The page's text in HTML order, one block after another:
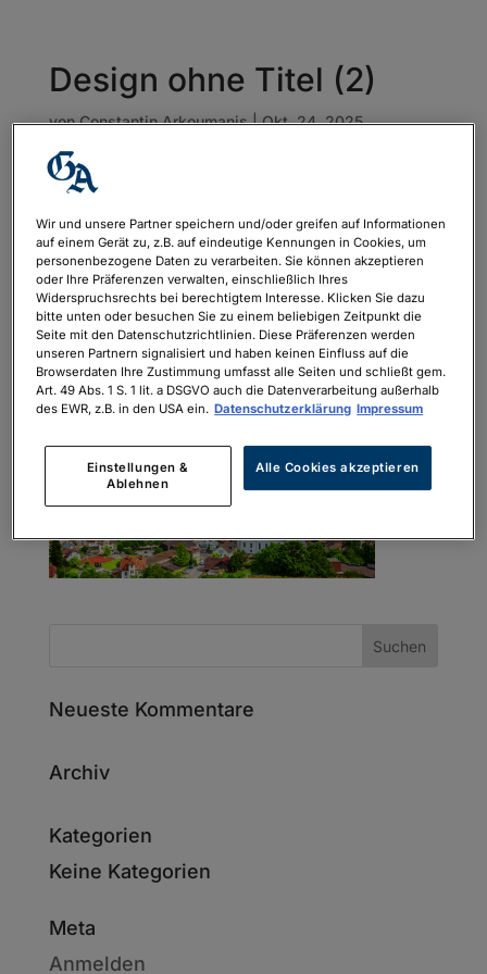
Design ohne Titel (2)
vonConstantin Arkoumanis|Okt. 24, 2025
Neueste Kommentare
Archiv
Kategorien
Keine Kategorien
Meta
Anmelden
Wir und unsere Partner speichern und/oder greifen auf Informationen
auf einem Gerät zu, z.B. auf eindeutige Kennungen in Cookies, um
personenbezogene Daten zu verarbeiten. Sie können akzeptieren
oder Ihre Präferenzen verwalten, einschließlich Ihres
Widerspruchsrechts bei berechtigtem Interesse. Klicken Sie dazu
bitte unten oder besuchen Sie zu einem beliebigen Zeitpunkt die
Seite mit den Datenschutzrichtlinien. Diese Präferenzen werden
unseren Partnern signalisiert und haben keinen Einfluss auf die
Browserdaten Ihre Zustimmung umfasst alle Seiten und schließt gem.
Art. 49 Abs. 1 S. 1 lit. a DSGVO auch die Datenverarbeitung außerhalb
des EWR, z.B. in den USA ein. Datenschutzerklärung Impressum
Einstellungen &
Ablehnen
Alle Cookies akzeptieren